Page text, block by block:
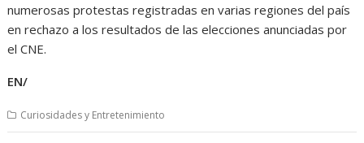
numerosas protestas registradas en varias regiones del país
en rechazo a los resultados de las elecciones anunciadas por
el CNE.
EN/
Curiosidades y Entretenimiento